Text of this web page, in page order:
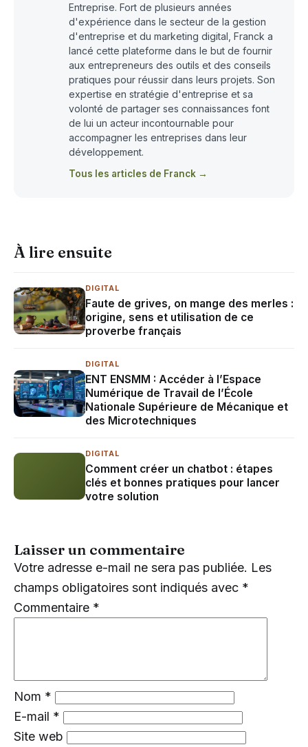
Entreprise. Fort de plusieurs années
d'expérience dans le secteur de la gestion
d'entreprise et du marketing digital, Franck a
lancé cette plateforme dans le but de fournir
aux entrepreneurs des outils et des conseils
pratiques pour réussir dans leurs projets. Son
expertise en stratégie d'entreprise et sa
volonté de partager ses connaissances font
de lui un acteur incontournable pour
accompagner les entreprises dans leur
développement.
Tous les articles de Franck →
À lire ensuite
DIGITAL
Faute de grives, on mange des merles :
origine, sens et utilisation de ce
proverbe français
DIGITAL
ENT ENSMM : Accéder à l’Espace
Numérique de Travail de l’École
Nationale Supérieure de Mécanique et
des Microtechniques
DIGITAL
Comment créer un chatbot : étapes
clés et bonnes pratiques pour lancer
votre solution
Laisser un commentaire
Votre adresse e-mail ne sera pas publiée. Les
champs obligatoires sont indiqués avec *
Commentaire *
Nom *
E-mail *
Site web